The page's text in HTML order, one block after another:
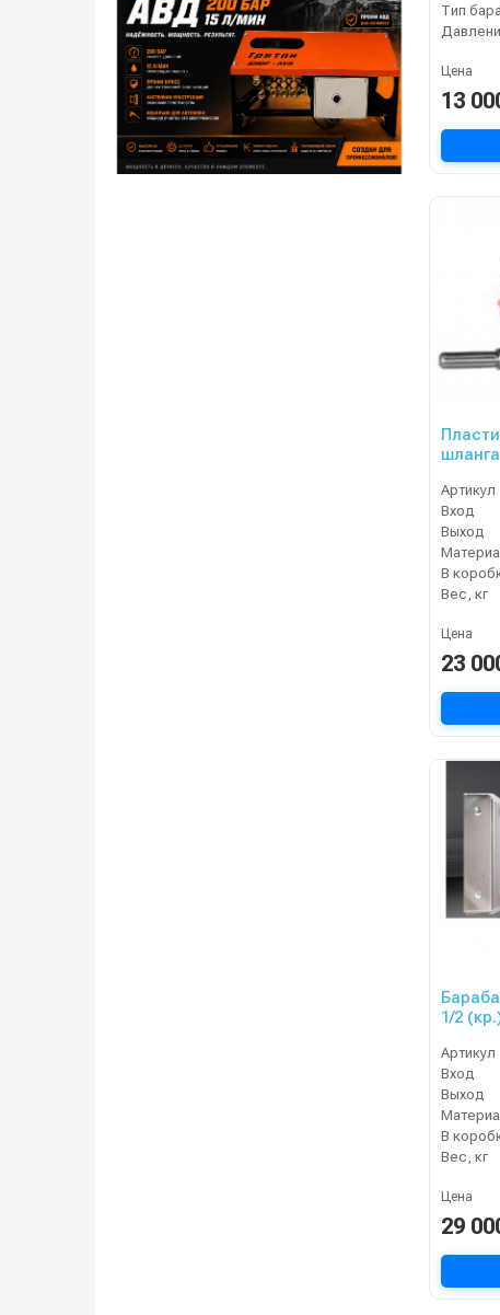
Тип
Цена
13
Артикул
Вход
Выход
В
Вес, кг
Цена
23
Артикул
Вход
Выход
В
Вес, кг
Цена
29